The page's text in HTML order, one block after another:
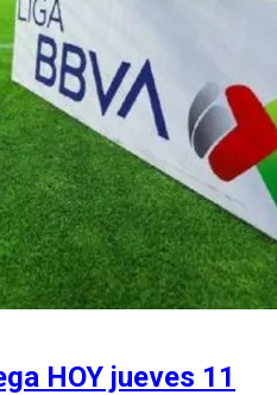
HOY jueves 11